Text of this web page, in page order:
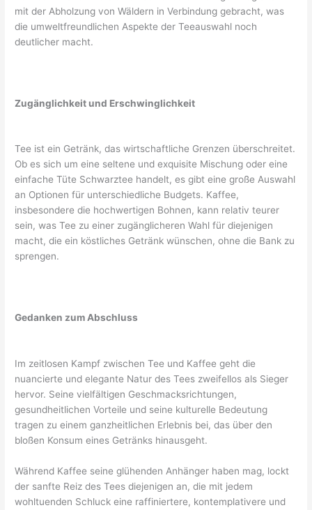
mit der Abholzung von Wäldern in Verbindung gebracht, was
die umweltfreundlichen Aspekte der Teeauswahl noch
deutlicher macht.
Zugänglichkeit und Erschwinglichkeit
Tee ist ein Getränk, das wirtschaftliche Grenzen überschreitet.
Ob es sich um eine seltene und exquisite Mischung oder eine
einfache Tüte Schwarztee handelt, es gibt eine große Auswahl
an Optionen für unterschiedliche Budgets. Kaffee,
insbesondere die hochwertigen Bohnen, kann relativ teurer
sein, was Tee zu einer zugänglicheren Wahl für diejenigen
macht, die ein köstliches Getränk wünschen, ohne die Bank zu
sprengen.
Gedanken zum Abschluss
Im zeitlosen Kampf zwischen Tee und Kaffee geht die
nuancierte und elegante Natur des Tees zweifellos als Sieger
hervor. Seine vielfältigen Geschmacksrichtungen,
gesundheitlichen Vorteile und seine kulturelle Bedeutung
tragen zu einem ganzheitlichen Erlebnis bei, das über den
bloßen Konsum eines Getränks hinausgeht.
Während Kaffee seine glühenden Anhänger haben mag, lockt
der sanfte Reiz des Tees diejenigen an, die mit jedem
wohltuenden Schluck eine raffiniertere, kontemplativere und